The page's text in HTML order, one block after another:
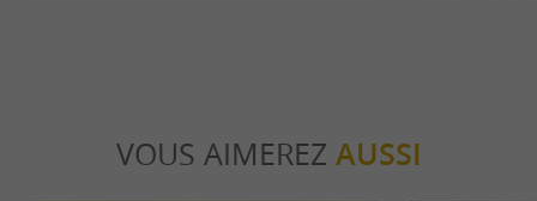
VOUS AIMEREZ AUSSI